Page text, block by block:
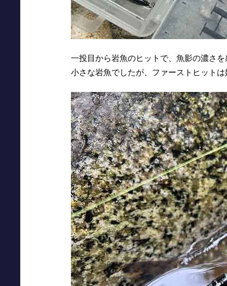
一投目から岩魚のヒットで、魚影の濃さ
小さな岩魚でしたが、ファーストヒット